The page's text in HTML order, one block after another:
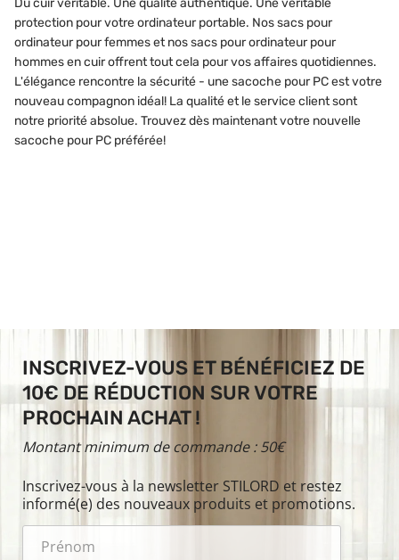
protection pour votre ordinateur portable. Nos sacs pour
ordinateur pour femmes et nos sacs pour ordinateur pour
hommes en cuir offrent tout cela pour vos affaires quotidiennes.
L'élégance rencontre la sécurité - une sacoche pour PC est votre
nouveau compagnon idéal! La qualité et le service client sont
notre priorité absolue. Trouvez dès maintenant votre nouvelle
sacoche pour PC préférée!
INSCRIVEZ-VOUS ET BÉNÉFICIEZ DE
10€ DE RÉDUCTION SUR VOTRE
PROCHAIN ACHAT !
Montant minimum de commande : 50€
Inscrivez-vous à la newsletter STILORD et restez
informé(e) des nouveaux produits et promotions.